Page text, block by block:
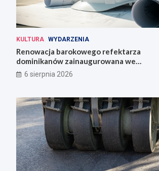
KULTURA WYDARZENIA
Renowacja barokowego refektarza
dominikanów zainaugurowana we
Wrocławiu
6 sierpnia 2026